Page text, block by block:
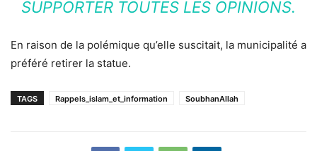
SUPPORTER TOUTES LES OPINIONS.
En raison de la polémique qu’elle suscitait, la municipalité a
préféré retirer la statue.
TAGS Rappels_islam_et_information SoubhanAllah